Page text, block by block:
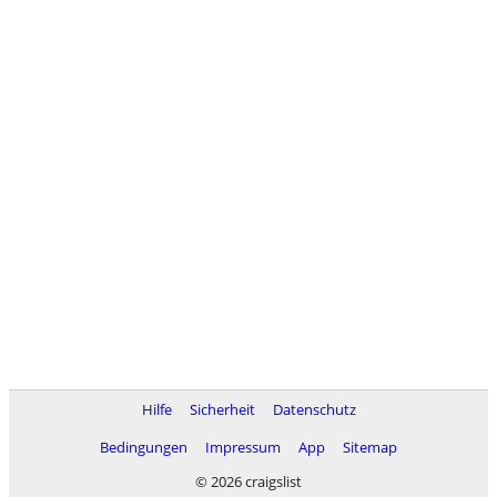
Hilfe Sicherheit
Datenschutz
Bedingungen
Impressum App
Sitemap
© 2026 craigslist